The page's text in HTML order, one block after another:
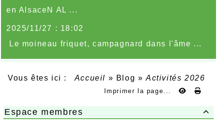
en AlsaceN AL ...
2025/11/27 : 18:02
Le moineau friquet, campagnard dans l'âme ...
Vous êtes ici : Accueil » Blog »Activités 2026
Imprimer la page...

Espace membres